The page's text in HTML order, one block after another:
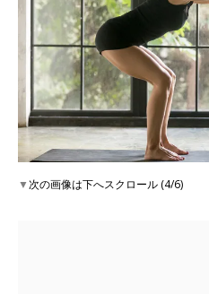
▼次の画像は下へスクロール (4/6)